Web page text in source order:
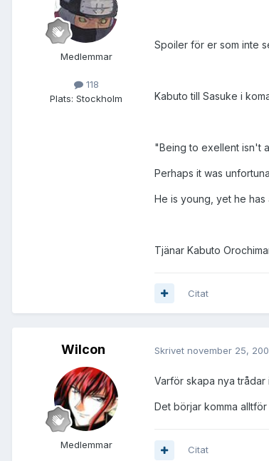
Medlemmar
118
Plats: Stockholm
Spoiler för er som inte
Kabuto till Sasuke i
"Being to exellent isn't
Perhaps it was
He is young, yet he has
Tjänar Kabuto
Citat
Wilcon
Medlemmar
Skrivet november 25,
Varför skapa nya
Det börjar komma
Citat